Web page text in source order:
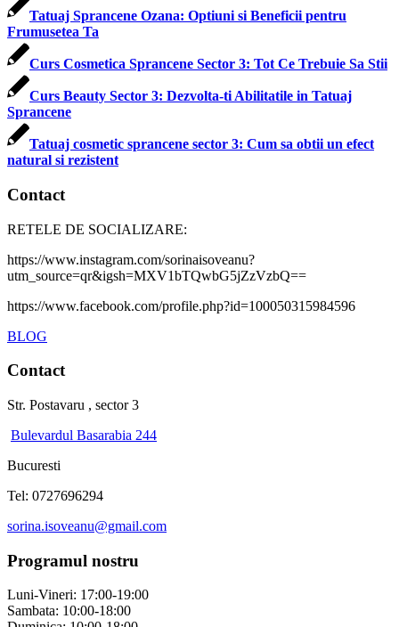
Tatuaj Sprancene Ozana: Optiuni si Beneficii pentru
Frumusetea Ta
Curs Cosmetica Sprancene Sector 3: Tot Ce Trebuie Sa Stii
Curs Beauty Sector 3: Dezvolta-ti Abilitatile in Tatuaj
Sprancene
Tatuaj cosmetic sprancene sector 3: Cum sa obtii un efect
natural si rezistent
Contact
RETELE DE SOCIALIZARE:
https://www.instagram.com/sorinaisoveanu?
utm_source=qr&igsh=MXV1bTQwbG5jZzVzbQ==
https://www.facebook.com/profile.php?id=100050315984596
BLOG
Contact
Str. Postavaru , sector 3
Bulevardul Basarabia 244
Bucuresti
Tel: 0727696294
sorina.isoveanu@gmail.com
Programul nostru
Luni-Vineri: 17:00-19:00
Sambata: 10:00-18:00